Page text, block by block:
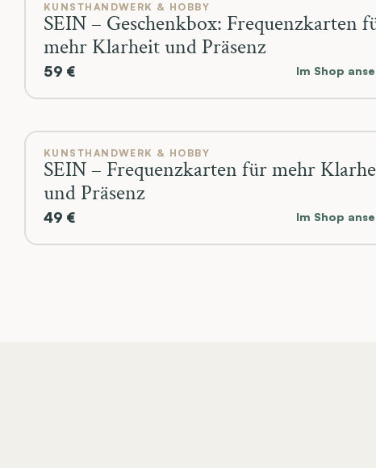
KUNSTHANDWERK & HOBBY
SEIN – Geschenkbox: Frequenzkarten
mehr Klarheit und Präsenz
59 € Im Shop
KUNSTHANDWERK & HOBBY
SEIN – Frequenzkarten für mehr
und Präsenz
49 € Im Shop